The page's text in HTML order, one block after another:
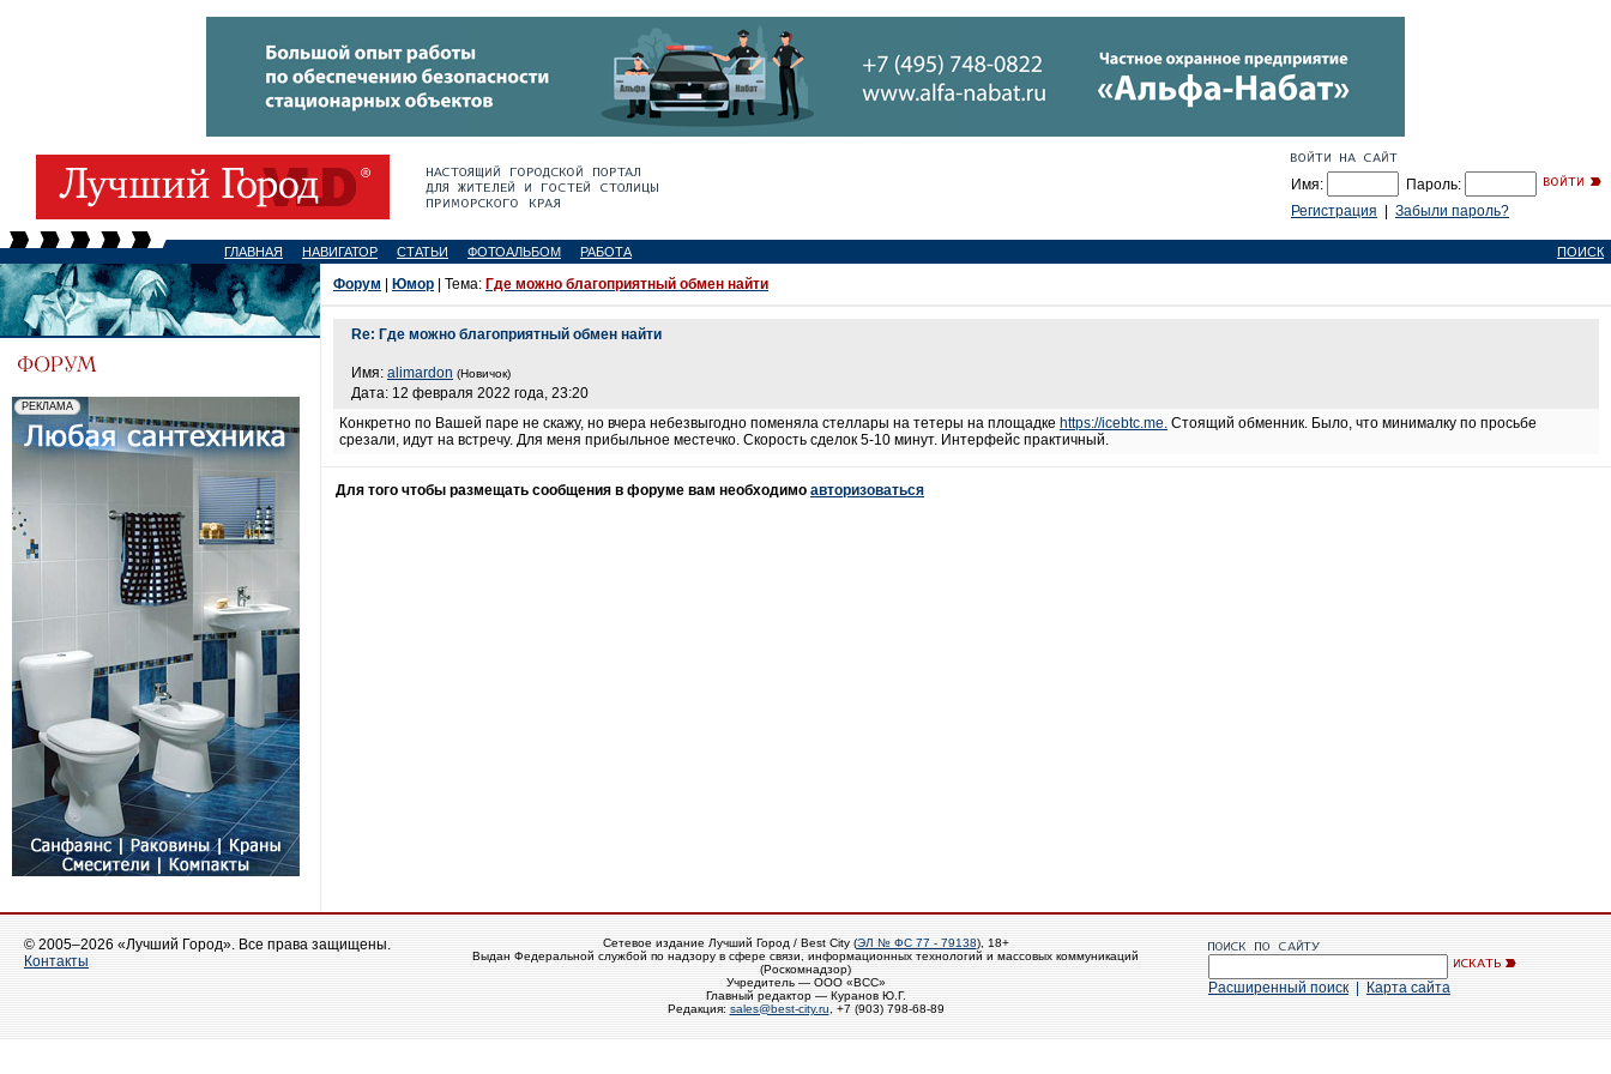
Имя:
Пароль:
Регистрация
Забыли пароль?
ГЛАВНАЯ НАВИГАТОР СТАТЬИ ФОТОАЛЬБОМ РАБОТА ПОИСК
Форум Юмор | Тема: Где можно благоприятный обмен найти
Re: Где можно благоприятный обмен найти
Имя: alimardon (Новичок)
Дата: 12 февраля 2022 года, 23:20
Конкретно по Вашей паре не скажу, но вчера небезвыгодно поменяла стеллары на тетеры на площадке https://icebtc.me. Стоящий обменник. Было, что минималку по просьбе
срезали, идут на встречу. Для меня прибыльное местечко. Скорость сделок 5-10 минут. Интерфейс практичный.
Для того чтобы размещать сообщения в форуме вам необходимо авторизоваться
© 2005–2026 «Лучший Город». Все права защищены.
Контакты
Сетевое издание Лучший Город / Best City (ЭЛ № ФС 77 - 79138), 18+
Выдан Федеральной службой по надзору в сфере связи, информационных технологий и массовых коммуникаций
(Роскомнадзор)
Учредитель — ООО «ВСС»
Главный редактор — Куранов Ю.Г.
Редакция: sales@best-city.ru , +7 (903) 798-68-89
Расширенный поиск Карта сайта